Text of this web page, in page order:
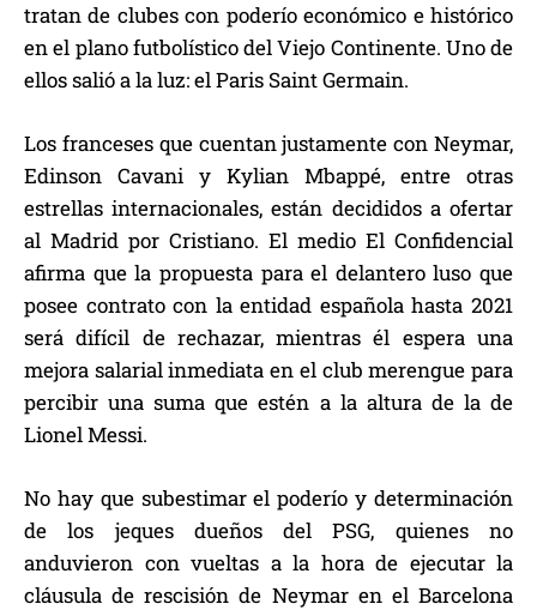
tratan de clubes con poderío económico e histórico
en el plano futbolístico del Viejo Continente. Uno de
ellos salió a la luz: el Paris Saint Germain.
Los franceses que cuentan justamente con Neymar,
Edinson Cavani y Kylian Mbappé, entre otras
estrellas internacionales, están decididos a ofertar
al Madrid por Cristiano. El medio El Confidencial
afirma que la propuesta para el delantero luso que
posee contrato con la entidad española hasta 2021
será difícil de rechazar, mientras él espera una
mejora salarial inmediata en el club merengue para
percibir una suma que estén a la altura de la de
Lionel Messi.
No hay que subestimar el poderío y determinación
de los jeques dueños del PSG, quienes no
anduvieron con vueltas a la hora de ejecutar la
cláusula de rescisión de Neymar en el Barcelona